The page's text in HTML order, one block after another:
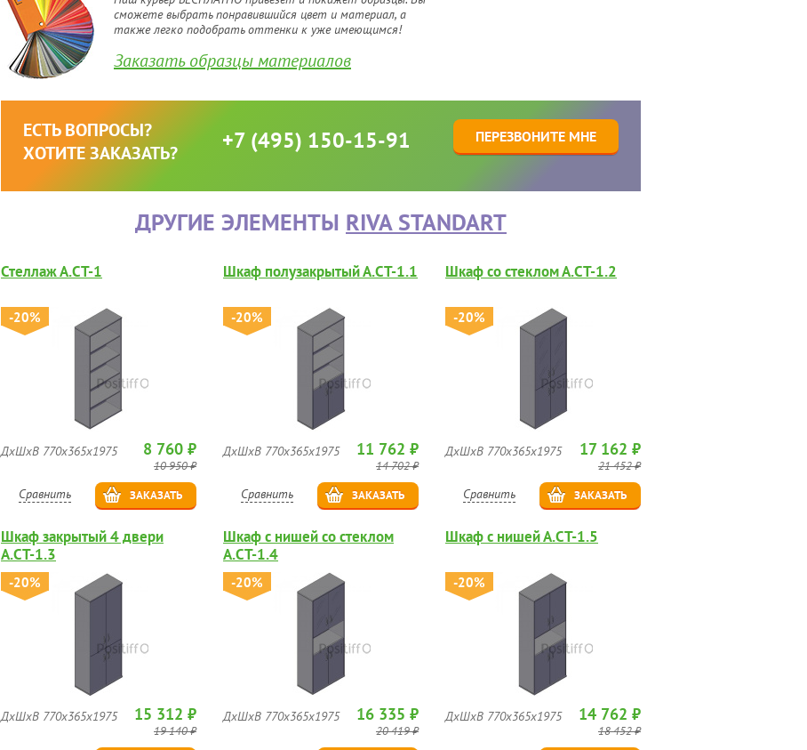
сможете выбрать понравившийся цвет и материал, а
также легко подобрать оттенки к уже имеющимся!
Заказать образцы материалов
ЕСТЬ ВОПРОСЫ?
ХОТИТЕ ЗАКАЗАТЬ?
+7 (495) 150-15-91 ПЕРЕЗВОНИТЕ МНЕ
ДРУГИЕ ЭЛЕМЕНТЫ RIVA STANDART
Стеллаж А.СТ-1
-20%
ДхШхВ 770х365х1975 8 760 ₽
10 950 ₽
Сравнить ЗАКАЗАТЬ
Шкаф полузакрытый А.СТ-1.1
-20%
ДхШхВ 770х365х1975 11 762 ₽
14 702 ₽
Сравнить ЗАКАЗАТЬ
Шкаф со стеклом А.СТ-1.2
-20%
ДхШхВ 770х365х1975 17 162 ₽
21 452 ₽
Сравнить ЗАКАЗАТЬ
Шкаф закрытый 4 двери
А.СТ-1.3
-20%
ДхШхВ 770х365х1975 15 312 ₽
19 140 ₽
Шкаф с нишей со стеклом
А.СТ-1.4
-20%
ДхШхВ 770х365х1975 16 335 ₽
20 419 ₽
Шкаф с нишей А.СТ-1.5
-20%
ДхШхВ 770х365х1975 14 762 ₽
18 452 ₽